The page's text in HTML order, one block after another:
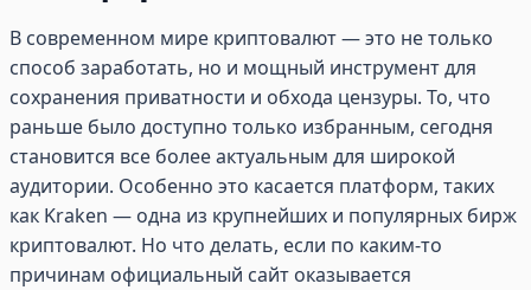
В современном мире криптовалют — это не только
способ заработать, но и мощный инструмент для
сохранения приватности и обхода цензуры. То, что
раньше было доступно только избранным, сегодня
становится все более актуальным для широкой
аудитории. Особенно это касается платформ, таких
как Kraken — одна из крупнейших и популярных бирж
криптовалют. Но что делать, если по каким-то
причинам официальный сайт оказывается